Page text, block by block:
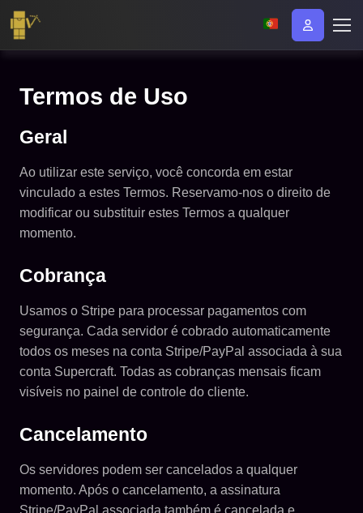
Termos de Uso
Geral
Ao utilizar este serviço, você concorda em estar
vinculado a estes Termos. Reservamo-nos o direito de
modificar ou substituir estes Termos a qualquer
momento.
Cobrança
Usamos o Stripe para processar pagamentos com
segurança. Cada servidor é cobrado automaticamente
todos os meses na conta Stripe/PayPal associada à sua
conta Supercraft. Todas as cobranças mensais ficam
visíveis no painel de controle do cliente.
Cancelamento
Os servidores podem ser cancelados a qualquer
momento. Após o cancelamento, a assinatura
Stripe/PayPal associada também é cancelada e